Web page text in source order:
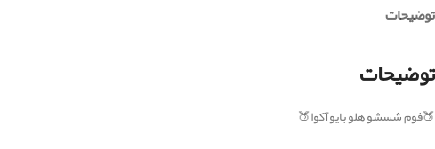
توضیحات
توضیحات
🍑فوم شسشو هلو بایوآکوا🍑